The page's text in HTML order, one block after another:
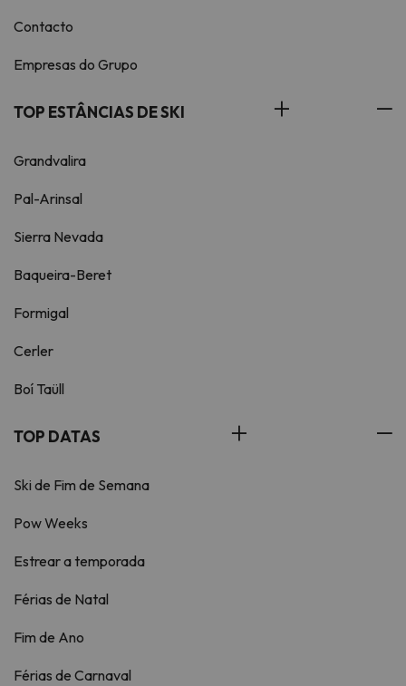
Contacto
Empresas do Grupo
TOP ESTÂNCIAS DE SKI
Grandvalira
Pal-Arinsal
Sierra Nevada
Baqueira-Beret
Formigal
Cerler
Boí Taüll
TOP DATAS
Ski de Fim de Semana
Pow Weeks
Estrear a temporada
Férias de Natal
Fim de Ano
Férias de Carnaval